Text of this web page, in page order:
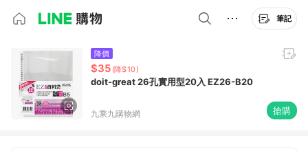
筆記
降價
$35 (降$10)
doit-great 26孔實用型20入 EZ26-B20
九乘九購物網 搶購